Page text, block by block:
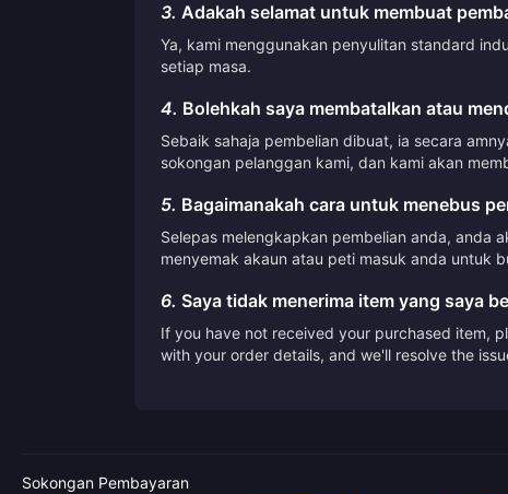
3. Adakah selamat untuk membuat
Ya, kami menggunakan penyulitan standard
setiap masa.
4. Bolehkah saya membatalkan atau
Sebaik sahaja pembelian dibuat, ia secara
sokongan pelanggan kami, dan kami akan
5. Bagaimanakah cara untuk menebus
Selepas melengkapkan pembelian anda, anda
menyemak akaun atau peti masuk anda untuk
6. Saya tidak menerima item yang saya
If you have not received your purchased item,
with your order details, and we'll resolve the
Sokongan Pembayaran